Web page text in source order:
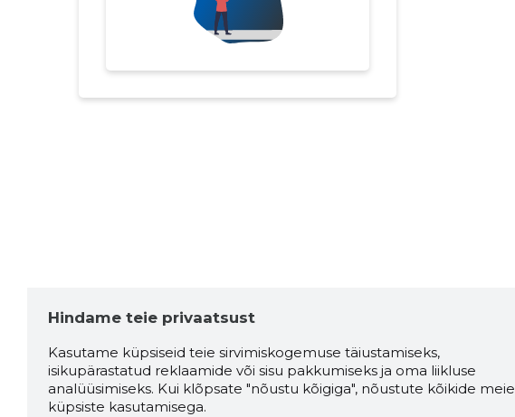
Hindame teie privaatsust
Kasutame küpsiseid teie sirvimiskogemuse täiustamiseks,
isikupärastatud reklaamide või sisu pakkumiseks ja oma liikluse
analüüsimiseks. Kui klõpsate "nõustu kõigiga", nõustute kõikide meie
küpsiste kasutamisega.